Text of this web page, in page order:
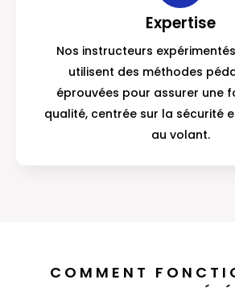
Expertise
Nos instructeurs
utilisent des méthodes
éprouvées pour assurer une
qualité, centrée sur la sécurité
au volant.
COMMENT